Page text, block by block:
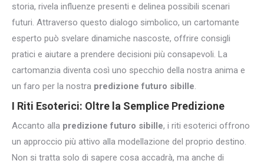
storia, rivela influenze presenti e delinea possibili scenari
futuri. Attraverso questo dialogo simbolico, un cartomante
esperto può svelare dinamiche nascoste, offrire consigli
pratici e aiutare a prendere decisioni più consapevoli. La
cartomanzia diventa così uno specchio della nostra anima e
un faro per la nostra predizione futuro sibille.
I Riti Esoterici: Oltre la Semplice Predizione
Accanto alla predizione futuro sibille, i riti esoterici offrono
un approccio più attivo alla modellazione del proprio destino.
Non si tratta solo di sapere cosa accadrà, ma anche di